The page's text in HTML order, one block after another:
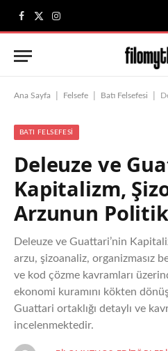
Facebook
X
(Twitter)
Instagram
Ana Sayfa Felsefe Batı Felsefesi
BATI FELSEFESI
Deleuze ve
Kapitalizm,
Arzunun
Deleuze ve Guattari’nin
arzu, şizoanaliz, organizmasız
ve kod çözme kavramları
ekonomi kuramını kökten
Guattari ortaklığı detaylı ve
incelenmektedir.